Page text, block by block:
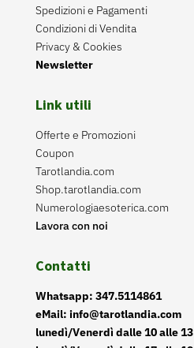
Spedizioni e Pagamenti
Condizioni di Vendita
Privacy & Cookies
Newsletter
Link utili
Offerte e Promozioni
Coupon
Tarotlandia.com
Shop.tarotlandia.com
Numerologiaesoterica.com
Lavora con noi
Contatti
Whatsapp: 347.5114861
eMail: info@tarotlandia.com
lunedì/Venerdì dalle 10 alle 13